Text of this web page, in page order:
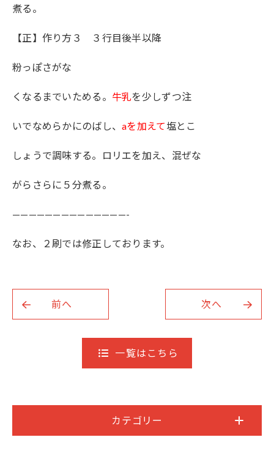
煮る。
【正】作り方３ ３行目後半以降
粉っぽさがな
くなるまでいためる。 牛乳を少しずつ注
いでなめらかにのばし、aを加えて 塩とこ
しょうで調味する。ロリエを加え、混ぜな
がらさらに５分煮る。
——————————————-
なお、２刷では修正しております。
前へ
一覧はこちら
次へ
カテゴリー